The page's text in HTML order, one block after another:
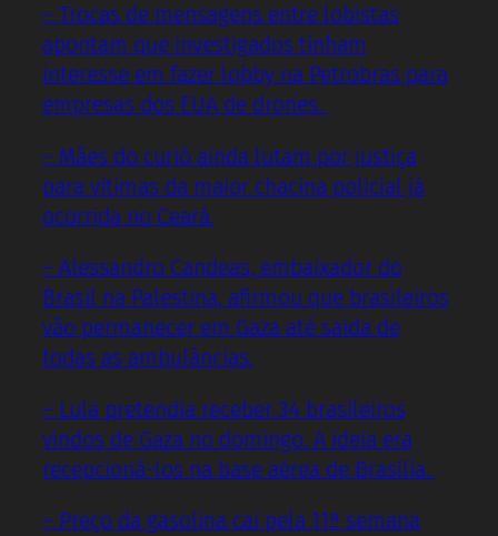
– Trocas de mensagens entre lobistas
apontam que investigados tinham
interesse em fazer lobby na Petrobras para
empresas dos EUA de drones.
– Mães do curió ainda lutam por justiça
para vítimas da maior chacina policial já
ocorrida no Ceará.
– Alessandro Candeas, embaixador do
Brasil na Palestina, afirmou que brasileiros
vão permanecer em Gaza até saída de
todas as ambulâncias.
– Lula pretendia receber 34 brasileiros
vindos de Gaza no domingo. A ideia era
recepcioná-los na base aérea de Brasília.
– Preço da gasolina cai pela 11ª semana